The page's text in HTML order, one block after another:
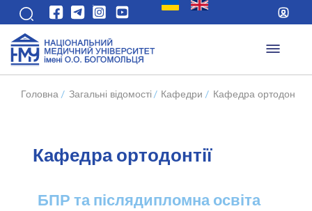
Головна / Загальні відомості / Кафедри / Кафедра ортодонтії
Кафедра ортодонтії
БПР та післядипломна освіта